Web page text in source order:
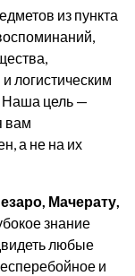
из пункта
логистическим
Наша цель —
вам
а не на их
Мачерату,
знание
любые
и